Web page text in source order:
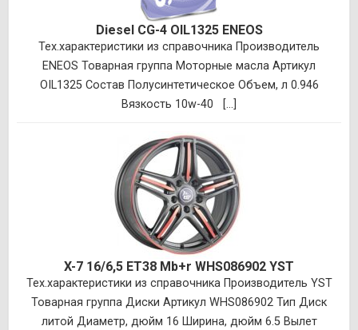
Diesel CG-4 OIL1325 ENEOS
Тех.характеристики из справочника Производитель
ENEOS Товарная группа Моторные масла Артикул
OIL1325 Состав Полусинтетическое Объем, л 0.946
Вязкость 10w-40 [...]
X-7 16/6,5 ET38 Mb+r WHS086902 YST
Тех.характеристики из справочника Производитель YST
Товарная группа Диски Артикул WHS086902 Тип Диск
литой Диаметр, дюйм 16 Ширина, дюйм 6.5 Вылет